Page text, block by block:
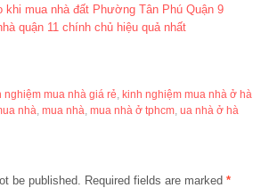
khi mua nhà đất Phường Tân Phú Quận 9
quận 11 chính chủ hiệu quả nhất
nghiệm mua nhà giá rẻ, kinh nghiệm mua nhà ở hà
nhà, mua nhà, mua nhà ở tphcm, ua nhà ở hà
be published. Required fields are marked *